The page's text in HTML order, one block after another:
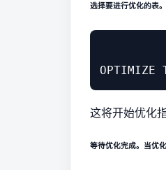
选择要进行优化的表
这将开始优化
等待优化完成。当优